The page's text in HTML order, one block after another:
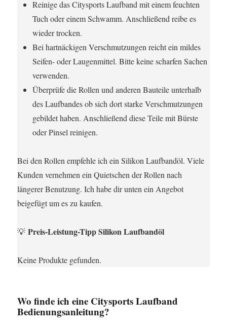
Reinige das Citysports Laufband mit einem feuchten
Tuch oder einem Schwamm. Anschließend reibe es
wieder trocken.
Bei hartnäckigen Verschmutzungen reicht ein mildes
Seifen- oder Laugenmittel. Bitte keine scharfen Sachen
verwenden.
Überprüfe die Rollen und anderen Bauteile unterhalb
des Laufbandes ob sich dort starke Verschmutzungen
gebildet haben. Anschließend diese Teile mit Bürste
oder Pinsel reinigen.
Bei den Rollen empfehle ich ein Silikon Laufbandöl. Viele
Kunden vernehmen ein Quietschen der Rollen nach
längerer Benutzung. Ich habe dir unten ein Angebot
beigefügt um es zu kaufen.
💡Preis-Leistung-Tipp Silikon Laufbandöl
Keine Produkte gefunden.
Wo finde ich eine Citysports Laufband
Bedienungsanleitung?